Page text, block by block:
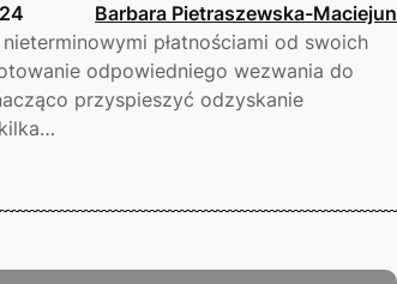
Barbara Pietraszewska-Maciejun
płatnościami od swoich
odpowiedniego wezwania do
przyspieszyć odzyskanie